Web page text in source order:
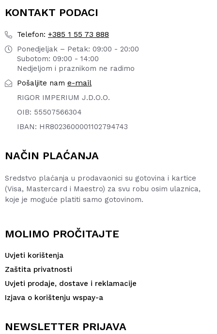
KONTAKT PODACI
Telefon: +385 1 55 73 888
Ponedjeljak – Petak: 09:00 - 20:00
Subotom: 09:00 - 14:00
Nedjeljom i praznikom ne radimo
Pošaljite nam e-mail
RIGOR IMPERIUM J.D.O.O.
OIB: 55507566304
IBAN: HR8023600001102794743
NAČIN PLAĆANJA
Sredstvo plaćanja u prodavaonici su gotovina i kartice
(Visa, Mastercard i Maestro) za svu robu osim ulaznica,
koje je moguće platiti samo gotovinom.
MOLIMO PROČITAJTE
Uvjeti korištenja
Zaštita privatnosti
Uvjeti prodaje, dostave i reklamacije
Izjava o korištenju wspay-a
NEWSLETTER PRIJAVA